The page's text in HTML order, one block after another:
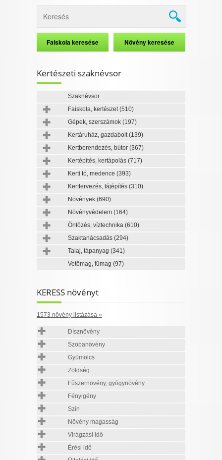
Kertészeti szaknévsor
Szaknévsor
Faiskola, kertészet(510)
Gépek, szerszámok (197)
Kertáruház, gazdabolt(139)
Kertberendezés, bútor (367)
Kertépítés, kertápolás (717)
Kerti tó, medence (393)
Kerttervezés, tájépítés (310)
Növények (690)
Növényvédelem (164)
Öntözés, víztechnika (610)
Szaktanácsadás (294)
Talaj, tápanyag (341)
Vetőmag, fűmag (97)
KERESS növényt
1573 növény listázása »
Dísznövény
Szobanövény
Gyümölcs
Zöldség
Fűszernövény, gyógynövény
Fényigény
Szín
Növény magasság
Virágzási idő
Érési idő